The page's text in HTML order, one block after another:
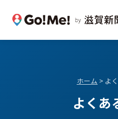
ホーム > よ
よくあ